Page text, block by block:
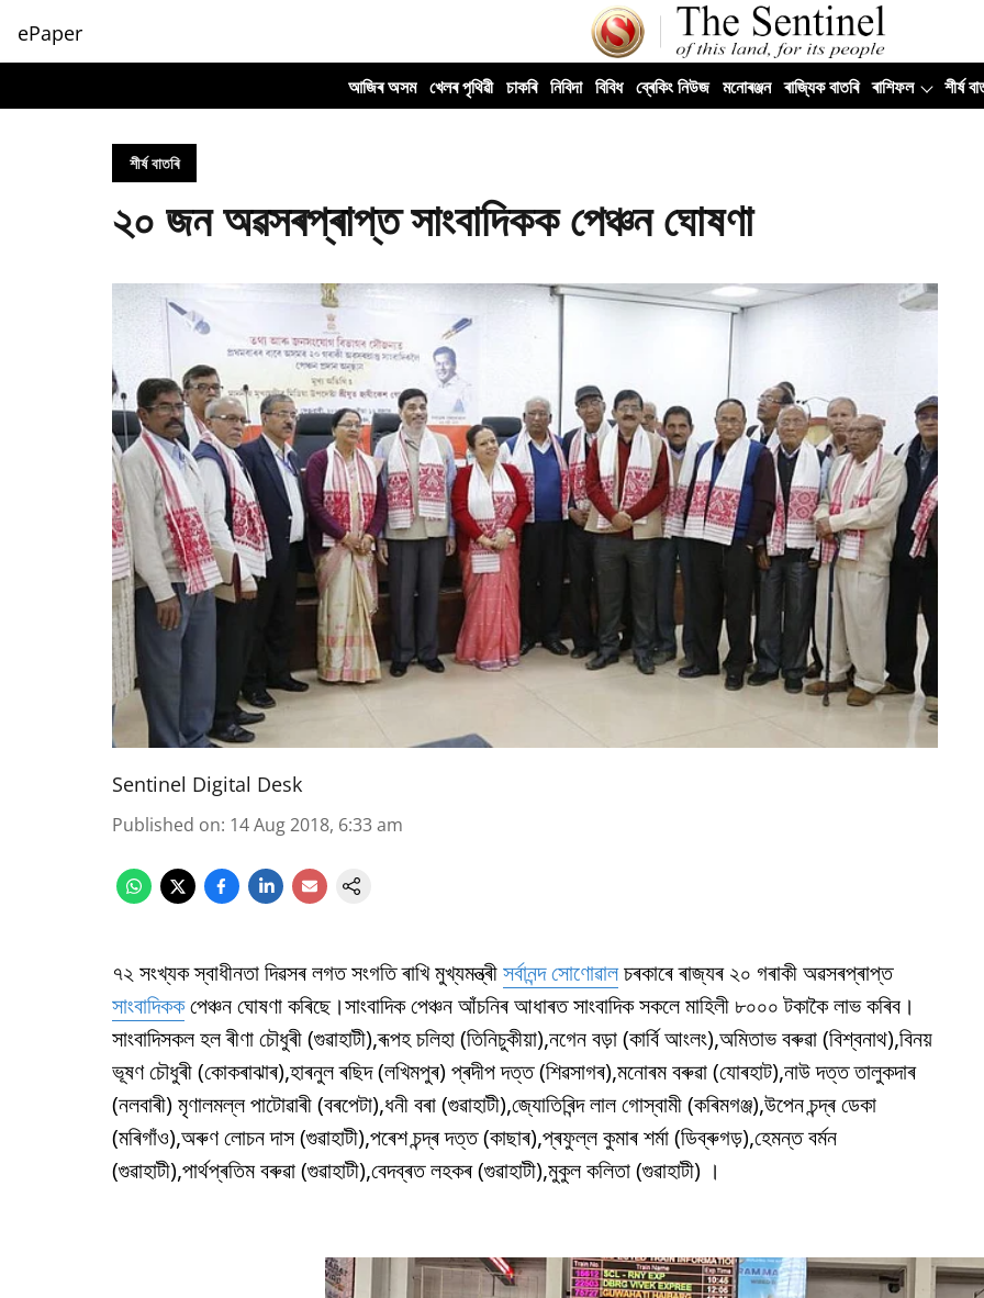
ePaper
আজিৰ অসম খেলৰ পৃথিৱী চাকৰি নিবিদা বিবিধ ব্ৰেকিং নিউজ মনোৰঞ্জন ৰাজ্যিক বাতৰি ৰাশিফল শীৰ্ষ
শীৰ্ষ বাতৰি
২০ জন অৱসৰপ্ৰাপ্ত সাংবাদিকক পেঞ্চন ঘোষণা
Sentinel Digital Desk
Published on: 14 Aug 2018, 6:33 am
৭২ সংখ্যক স্বাধীনতা দিৱসৰ লগত সংগতি ৰাখি মুখ্যমন্ত্ৰীসৰ্বানন্দ সোণোৱালচৰকাৰে ৰাজ্যৰ ২০ গৰাকী অৱসৰপ্ৰাপ্ত
সাংবাদিককপেঞ্চন ঘোষণা কৰিছে।সাংবাদিক পেঞ্চন আঁচনিৰ আধাৰত সাংবাদিক সকলে মাহিলী ৮০০০ টকাকৈ লাভ কৰিব।
সাংবাদিসকল হল ৰীণা চৌধুৰী (গুৱাহাটী),ৰূপহ চলিহা (তিনিচুকীয়া),নগেন বড়া (কাৰ্বি আংলং),অমিতাভ বৰুৱা (বিশ্বনাথ),বিনয়
ভূষণ চৌধুৰী (কোকৰাঝাৰ),হাৰনুল ৰছিদ (লখিমপুৰ) প্ৰদীপ দত্ত (শিৱসাগৰ),মনোৰম বৰুৱা (যোৰহাট),নাউ দত্ত তালুকদাৰ
(নলবাৰী) মৃণালমল্ল পাটোৱাৰী (বৰপেটা),ধনী বৰা (গুৱাহাটী),জ্যোতিৰিন্দ লাল গোস্বামী (কৰিমগঞ্জ),উপেন চন্দ্ৰ ডেকা
(মৰিগাঁও),অৰুণ লোচন দাস (গুৱাহাটী),পৰেশ চন্দ্ৰ দত্ত (কাছাৰ),প্ৰফুল্ল কুমাৰ শৰ্মা (ডিব্ৰুগড়),হেমন্ত বৰ্মন
(গুৱাহাটী),পাৰ্থপ্ৰতিম বৰুৱা (গুৱাহাটী),বেদব্ৰত লহকৰ (গুৱাহাটী),মুকুল কলিতা (গুৱাহাটী) ।